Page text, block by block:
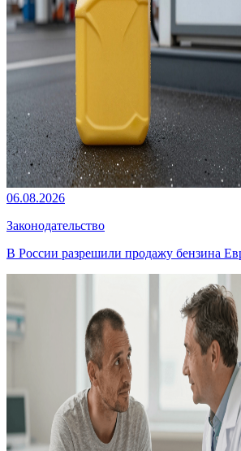
06.08.2026
Законодательство
В России разрешили продажу бензина